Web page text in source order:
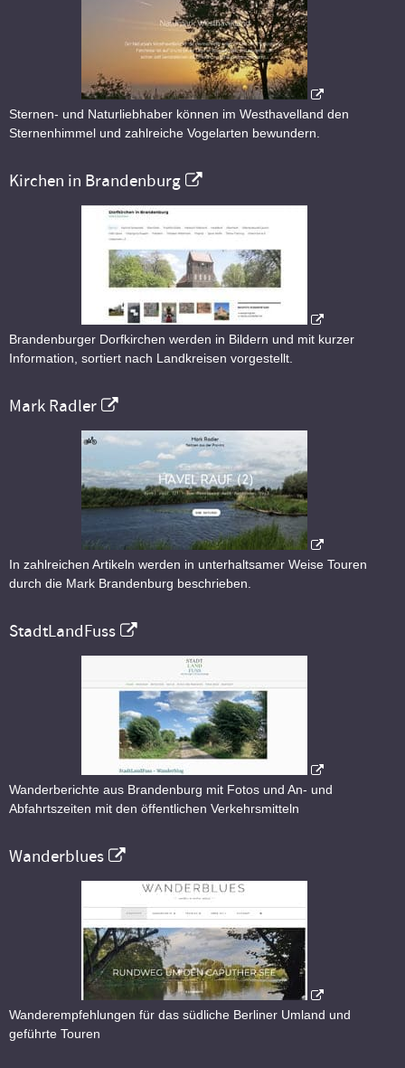
Sternen- und Naturliebhaber können im Westhavelland den
Sternenhimmel und zahlreiche Vogelarten bewundern.
Kirchen in Brandenburg
Brandenburger Dorfkirchen werden in Bildern und mit kurzer
Information, sortiert nach Landkreisen vorgestellt.
Mark Radler
In zahlreichen Artikeln werden in unterhaltsamer Weise Touren
durch die Mark Brandenburg beschrieben.
StadtLandFuss
Wanderberichte aus Brandenburg mit Fotos und An- und
Abfahrtszeiten mit den öffentlichen Verkehrsmitteln
Wanderblues
Wanderempfehlungen für das südliche Berliner Umland und
geführte Touren